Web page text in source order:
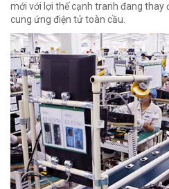
mới với lợi thế cạnh tranh đang thay
cung ứng điện tử toàn cầu.